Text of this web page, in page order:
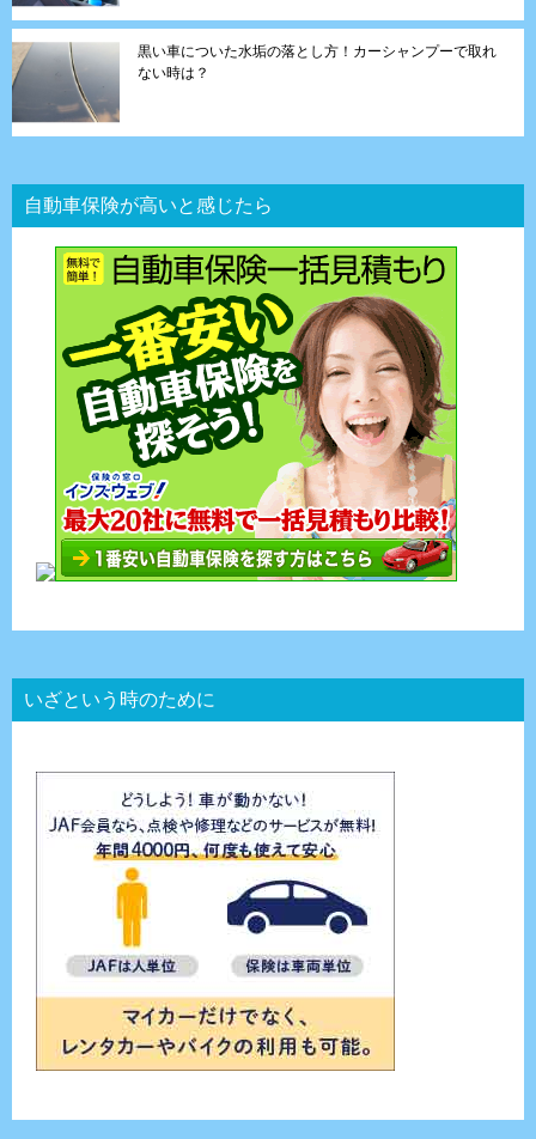
黒い車についた水垢の落とし方！カーシャンプーで取れ
ない時は？
自動車保険が高いと感じたら
いざという時のために